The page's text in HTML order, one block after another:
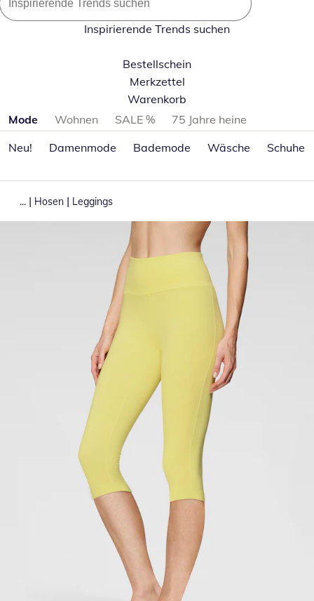
Inspirierende Trends suchen
Bestellschein
Merkzettel
Warenkorb
Produktkategorien überspringen
Mode Wohnen SALE %
75 Jahre heine
Neu!
Damenmode Bademode Wäsche Schuhe
... | Hosen | Leggings